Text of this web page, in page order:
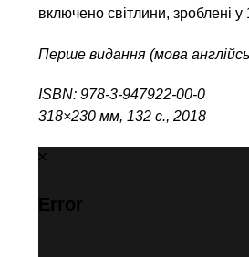
включено світлини, зроблені
Перше видання (мова
ISBN: 978-3-947922-00-0
318×230 мм, 132 с., 2018
Error